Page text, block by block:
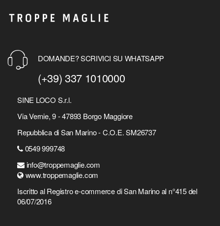
DOMANDE? SCRIVICI SU WHATSAPP
(+39) 337 1010000
SINE LOCO S.r.l.
Via Vernie, 9 - 47893 Borgo Maggiore
Repubblica di San Marino - C.O.E. SM26737
0549 999748
info@troppemaglie.com
www.troppemaglie.com
Iscritto al Registro e-commerce di San Marino al n°415 del
06/07/2016